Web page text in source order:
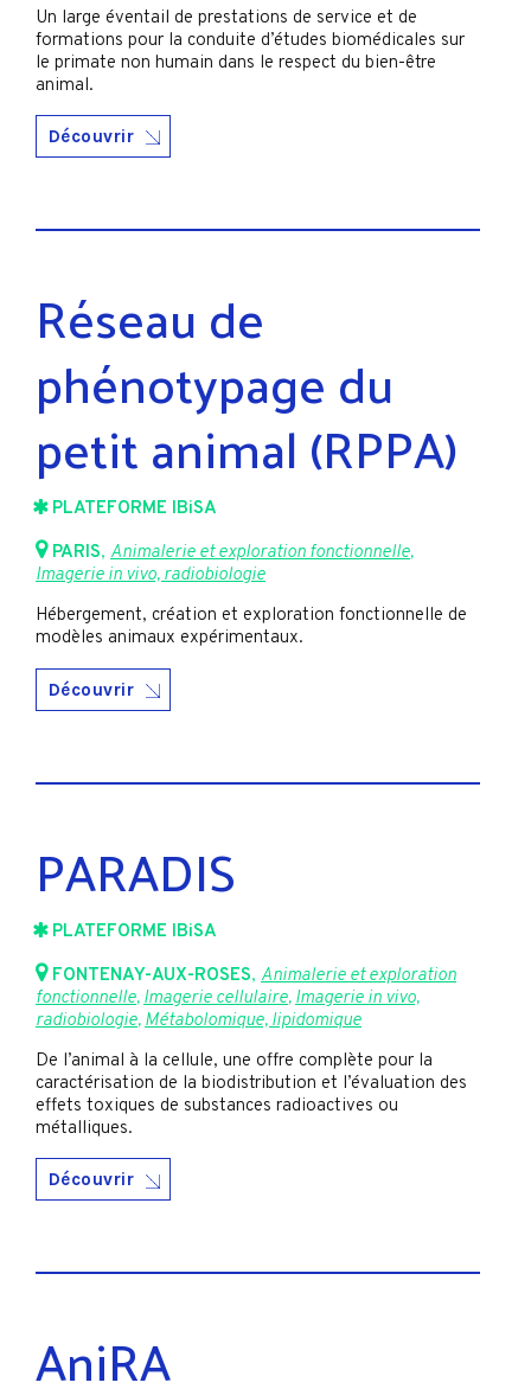
Un large éventail de prestations de service et de
formations pour la conduite d’études biomédicales sur
le primate non humain dans le respect du bien-être
animal.
Découvrir
Réseau de
phénotypage du
petit animal (RPPA)
PLATEFORME IBiSA
PARIS, Animalerie et exploration fonctionnelle,
Imagerie in vivo, radiobiologie
Hébergement, création et exploration fonctionnelle de
modèles animaux expérimentaux.
Découvrir
PARADIS
PLATEFORME IBiSA
FONTENAY-AUX-ROSES, Animalerie et exploration
fonctionnelle,Imagerie cellulaire,Imagerie in vivo,
radiobiologie,Métabolomique, lipidomique
De l’animal à la cellule, une offre complète pour la
caractérisation de la biodistribution et l’évaluation des
effets toxiques de substances radioactives ou
métalliques.
Découvrir
AniRA